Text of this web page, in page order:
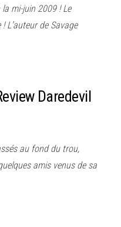
mi-juin 2009 ! Le
L’auteur de Savage
Daredevil
au fond du trou,
amis venus de sa